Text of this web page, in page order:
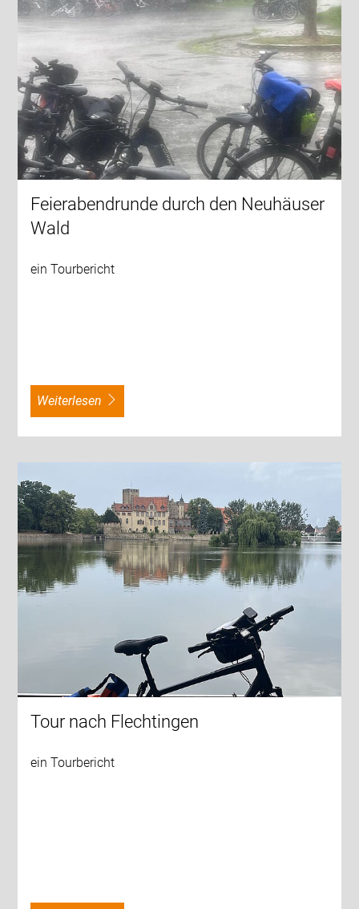
Feierabendrunde durch den Neuhäuser
Wald
ein Tourbericht
weiterlesen
Tour nach Flechtingen
ein Tourbericht